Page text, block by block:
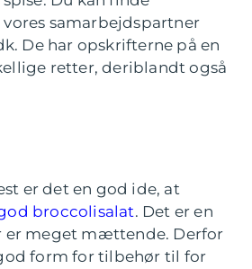
samarbejdspartner
De har opskrifterne på en
retter, deriblandt også
er det en god ide, at
broccolisalat. Det er en
er meget mættende. Derfor
form for tilbehør til for